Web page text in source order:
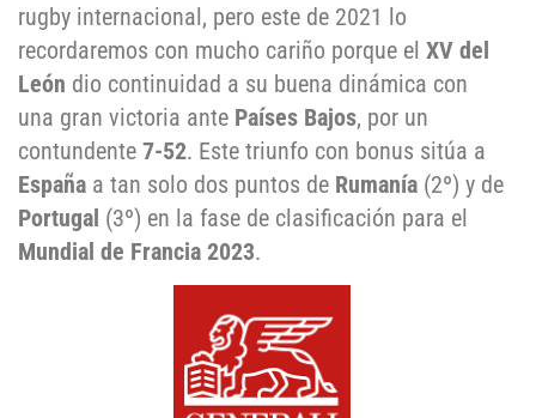
rugby internacional, pero este de 2021 lo
recordaremos con mucho cariño porque el XV del
León dio continuidad a su buena dinámica con
una gran victoria ante Países Bajos, por un
contundente 7-52. Este triunfo con bonus sitúa a
España a tan solo dos puntos de Rumanía (2º) y de
Portugal (3º) en la fase de clasificación para el
Mundial de Francia 2023.